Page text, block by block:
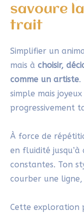
savoure
trait
Simplifier un
mais à choisir,
comme un artiste.
simple mais
progressivement
À force de
en fluidité jusqu’à
constantes. Ton
courber une ligne,
Cette exploration